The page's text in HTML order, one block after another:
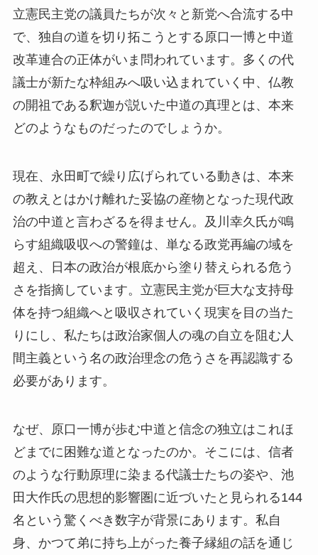
立憲民主党の議員たちが次々と新党へ合流する中
で、独自の道を切り拓こうとする原口一博と中道
改革連合の正体がいま問われています。多くの代
議士が新たな枠組みへ吸い込まれていく中、仏教
の開祖である釈迦が説いた中道の真理とは、本来
どのようなものだったのでしょうか。
現在、永田町で繰り広げられている動きは、本来
の教えとはかけ離れた妥協の産物となった現代政
治の中道と言わざるを得ません。及川幸久氏が鳴
らす組織吸収への警鐘は、単なる政党再編の域を
超え、日本の政治が根底から塗り替えられる危う
さを指摘しています。立憲民主党が巨大な支持母
体を持つ組織へと吸収されていく現実を目の当た
りにし、私たちは政治家個人の魂の自立を阻む人
間主義という名の政治理念の危うさを再認識する
必要があります。
なぜ、原口一博が歩む中道と信念の独立はこれほ
どまでに困難な道となったのか。そこには、信者
のような行動原理に染まる代議士たちの姿や、池
田大作氏の思想的影響圏に近づいたと見られる144
名という驚くべき数字が背景にあります。私自
身、かつて弟に持ち上がった養子縁組の話を通じ